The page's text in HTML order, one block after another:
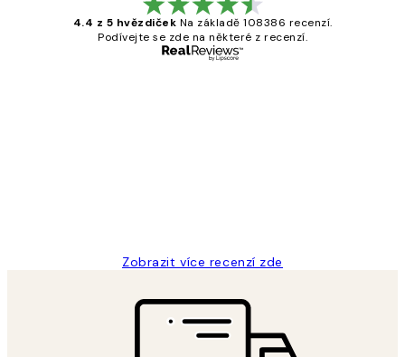
4.4 z 5 hvězdiček Na základě 108386 recenzí.
Podívejte se zde na některé z recenzí.
Zobrazit více recenzí zde